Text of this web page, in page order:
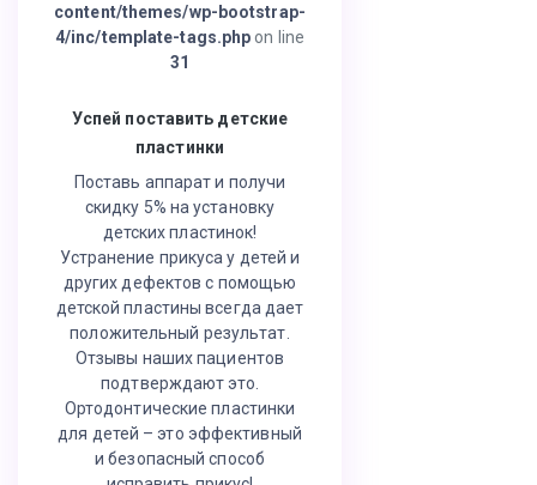
content/themes/wp-bootstrap-
4/inc/template-tags.php on line
31
Успей поставить детские
пластинки
Поставь аппарат и получи
скидку 5% на установку
детских пластинок!
Устранение прикуса у детей и
других дефектов с помощью
детской пластины всегда дает
положительный результат.
Отзывы наших пациентов
подтверждают это.
Ортодонтические пластинки
для детей – это эффективный
и безопасный способ